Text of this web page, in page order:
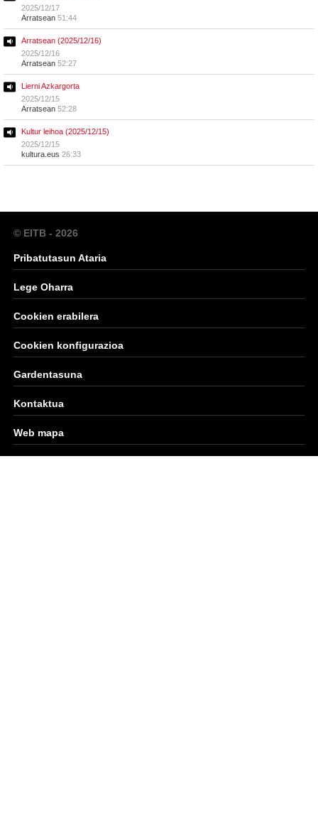
2025/12/17
Arratsean 51:44
Arratsean (2025/12/16)
2025/12/16
Arratsean 52:27
Lierni Azkargorta
2025/12/15
Arratsean 52:28
Kultur leihoa (2025/12/15)
2025/12/15
kultura.eus 26:33
© EITB - 2026
Pribatutasun Ataria
Lege Oharra
Cookien erabilera
Cookien konfigurazioa
Gardentasuna
Kontaktua
Web mapa